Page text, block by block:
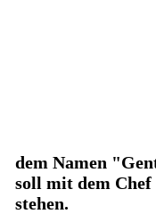
dem Namen
soll mit dem
stehen.